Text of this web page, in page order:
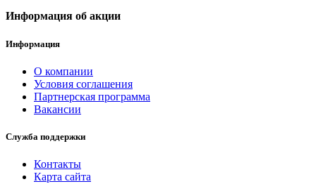
Информация об акции
Информация
О компании
Условия соглашения
Партнерская программа
Вакансии
Служба поддержки
Контакты
Карта сайта